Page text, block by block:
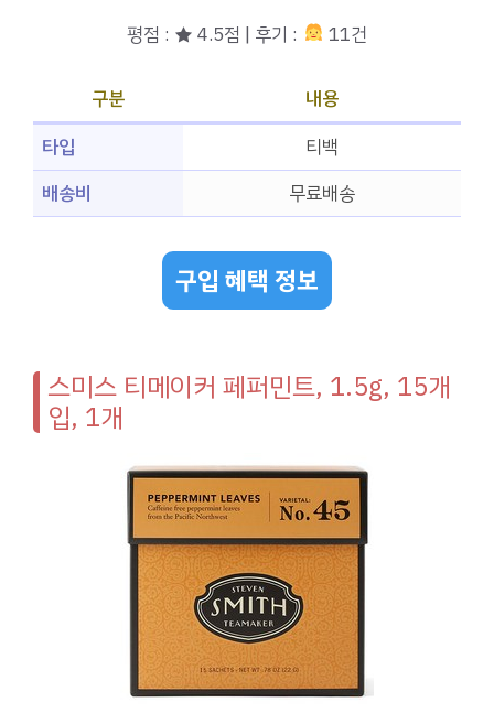
평점 : ★ 4.5점 | 후기 : 11건
구분
내용
타입
티백
배송비
무료배송
구입 혜택 정보
스미스 티메이커 페퍼민트, 1.5g, 15개
입, 1개